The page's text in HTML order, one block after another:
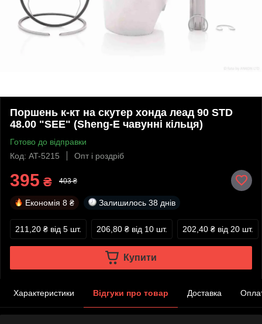
Поршень к-кт на скутер хонда леад 90 STD
48.00 "SEE" (Sheng-E чавунні кільця)
Готово до відправки
Код: AT-5215
Опт і роздріб
395 ₴ 403 ₴
Економія 8 ₴ Залишилось 38 днів
211,20 ₴ від 5 шт. 206,80 ₴ від 10 шт. 202,40 ₴ від 20 шт.
Купити
Характеристики Відгуки про товар Доставка